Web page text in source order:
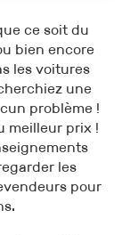
ce soit du
bien encore
les voitures
une
problème !
meilleur prix !
les
pour